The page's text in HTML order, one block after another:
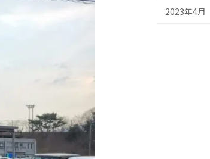
2023年4月